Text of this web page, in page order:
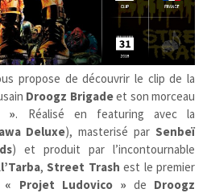
propose de découvrir le clip de la
Droogz Brigadeet son morceau
». Réalisé en featuring avec la
Deluxe), masterisé parSenbeï
) et produit par l’incontournable
, Street Trash est le premier
« Projet Ludovico » de Droogz